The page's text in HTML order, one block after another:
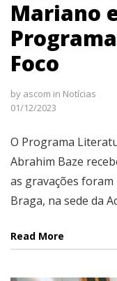
Mariano
Foco
by ascom in Notícias
01/12/2023
O Programa
Abrahim Baze
as gravações
Braga, na sede da
Read More